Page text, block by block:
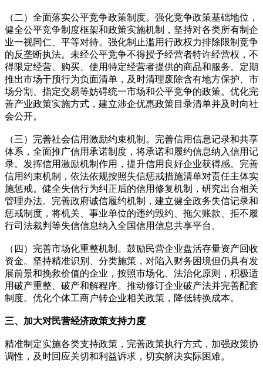
（二）全面落实公平竞争政策制度。强化竞争政策基础地位，
健全公平竞争制度框架和政策实施机制，坚持对各类所有制企
业一视同仁、平等对待。强化制止滥用行政权力排除限制竞争
的反垄断执法。未经公平竞争不得授予经营者特许经营权，不
得限定经营、购买、使用特定经营者提供的商品和服务。定期
推出市场干预行为负面清单，及时清理废除含有地方保护、市
场分割、指定交易等妨碍统一市场和公平竞争的政策。优化完
善产业政策实施方式，建立涉企优惠政策目录清单并及时向社
会公开。
（三）完善社会信用激励约束机制。完善信用信息记录和共享
体系，全面推广信用承诺制度，将承诺和履约信息纳入信用记
录。发挥信用激励机制作用，提升信用良好企业获得感。完善
信用约束机制，依法依规按照失信惩戒措施清单对责任主体实
施惩戒。健全失信行为纠正后的信用修复机制，研究出台相关
管理办法。完善政府诚信履约机制，建立健全政务失信记录和
惩戒制度，将机关、事业单位的违约毁约、拖欠账款、拒不履
行司法裁判等失信信息纳入全国信用信息共享平台。
（四）完善市场化重整机制。鼓励民营企业盘活存量资产回收
资金。坚持精准识别、分类施策，对陷入财务困境但仍具有发
展前景和挽救价值的企业，按照市场化、法治化原则，积极适
用破产重整、破产和解程序。推动修订企业破产法并完善配套
制度。优化个体工商户转企业相关政策，降低转换成本。
三、加大对民营经济政策支持力度
精准制定实施各类支持政策，完善政策执行方式，加强政策协
调性，及时回应关切和利益诉求，切实解决实际困难。